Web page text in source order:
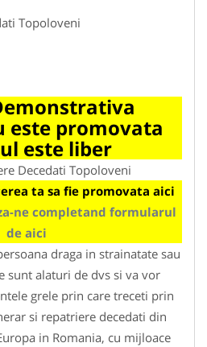
Topoloveni
este promovata
este liber
Decedati Topoloveni
ta sa fie promovata aici
ne completand formularul
de aici
draga in strainatate sau
sunt alaturi de dvs si va vor
grele prin care treceti prin
si repatriere decedati din
in Romania, cu mijloace